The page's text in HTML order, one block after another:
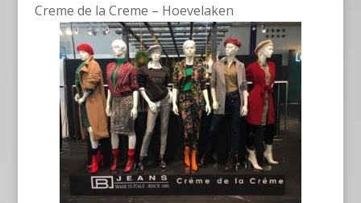
Creme de la Creme – Hoevelaken